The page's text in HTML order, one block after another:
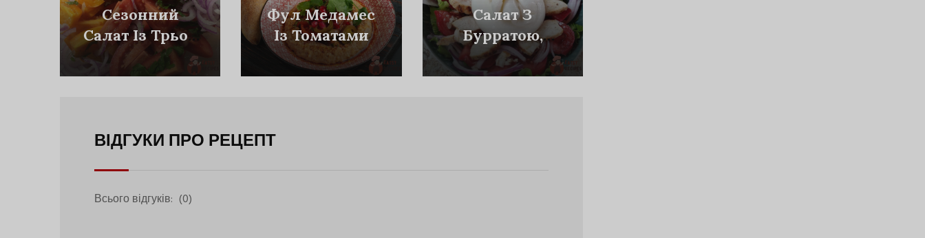
Сезонний
Салат Із Трьох
Видів
Помідорів
Фул Медамес
Із Томатами
Салат З
Бурратою,
Помідорами Та
Куркою
ВІДГУКИ ПРО РЕЦЕПТ
Всього відгуків: (0)